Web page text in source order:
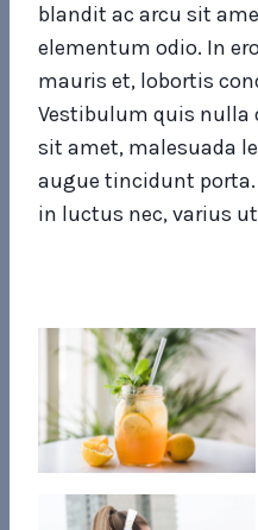
blandit ac arcu sit
elementum odio. In
mauris et, lobortis
Vestibulum quis
sit amet, malesuada
augue tincidunt
in luctus nec, varius